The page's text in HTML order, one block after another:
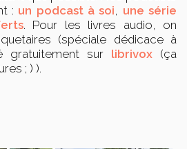
: un podcast à soi, une série
. Pour les livres audio, on
(spéciale dédicace à
gratuitement sur librivox (ça
; ) ).